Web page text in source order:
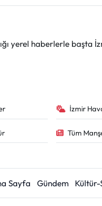
yerel haberlerle başta
İzmir
Tüm
Sayfa Gündem